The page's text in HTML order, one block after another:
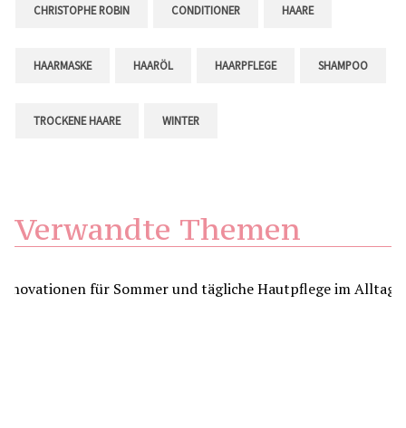
CHRISTOPHE ROBIN CONDITIONER HAARE
HAARMASKE HAARÖL HAARPFLEGE SHAMPOO
TROCKENE HAARE WINTER
Verwandte Themen